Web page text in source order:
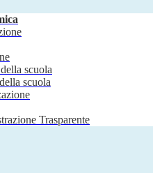
scuola
scuola
Trasparente